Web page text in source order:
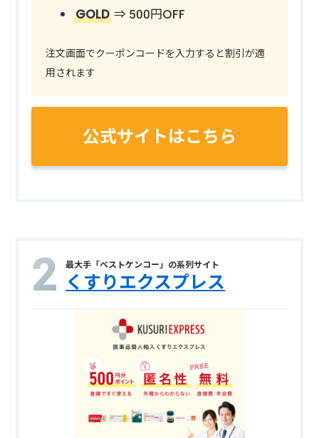
GOLD ⇒ 500円OFF
注文画面でクーポンコードを入力すると割引が適
用されます
公式サイトはこちら
最大手「ベストケンコー」の系列サイト
くすりエクスプレス